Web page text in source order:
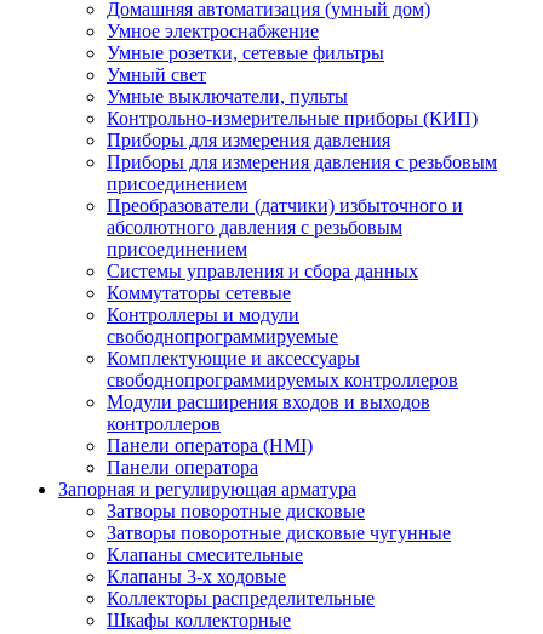
Домашняя автоматизация (умный дом)
Умное электроснабжение
Умные розетки, сетевые фильтры
Умный свет
Умные выключатели, пульты
Контрольно-измерительные приборы (КИП)
Приборы для измерения давления
Приборы для измерения давления с резьбовым
присоединением
Преобразователи (датчики) избыточного и
абсолютного давления с резьбовым
присоединением
Системы управления и сбора данных
Коммутаторы сетевые
Контроллеры и модули
свободнопрограммируемые
Комплектующие и аксессуары
свободнопрограммируемых контроллеров
Модули расширения входов и выходов
контроллеров
Панели оператора (HMI)
Панели оператора
Запорная и регулирующая арматура
Затворы поворотные дисковые
Затворы поворотные дисковые чугунные
Клапаны смесительные
Клапаны 3-х ходовые
Коллекторы распределительные
Шкафы коллекторные